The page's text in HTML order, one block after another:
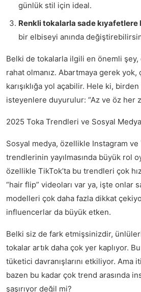
günlük stil için ideal.
Renkli tokalarla sade kıyafetlere
bir elbiseyi anında
Belki de tokalarla ilgili en önemli şey,
rahat olmanız. Abartmaya gerek
karışıklığa yol açabilir. Hele ki,
isteyenlere duyurulur: “Az ve öz her
2025 Toka Trendleri ve Sosyal Medya
Sosyal medya, özellikle Instagram ve
trendlerinin yayılmasında büyük rol
özellikle TikTok’ta bu trendleri çok
“hair flip” videoları var ya, işte onlar
modelleri çok daha fazla dikkat
influencerlar da büyük etken.
Belki siz de fark etmişsinizdir,
tokalar artık daha çok yer kaplıyor.
tüketici davranışlarını etkiliyor. Ama
bazen bu kadar çok trend arasında
şaşırıyor değil mi?